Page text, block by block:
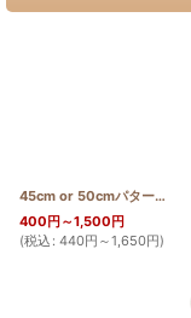
45cm or 50cmパターン(テッポウユリ)
400 円 ～1,500 円
(税込 : 440円 ～1,650円)